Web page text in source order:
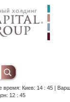
время: Киев: 14 : 45 |
12 : 45